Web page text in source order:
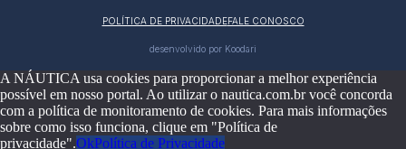
POLÍTICA DE PRIVACIDADEFALE CONOSCO
desenvolvido por Koodari
A NÁUTICA usa cookies para proporcionar a melhor experiência
possível em nosso portal. Ao utilizar o nautica.com.br você concorda
com a política de monitoramento de cookies. Para mais informações
sobre como isso funciona, clique em "Política de
privacidade".OkPolítica de Privacidade